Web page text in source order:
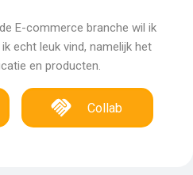
E-commerce branche wil ik
echt leuk vind, namelijk het
en producten.
Collab